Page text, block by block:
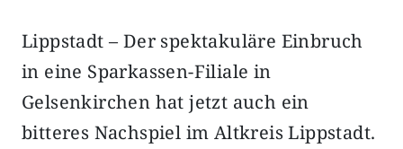
Lippstadt – Der spektakuläre Einbruch
in eine Sparkassen-Filiale in
Gelsenkirchen hat jetzt auch ein
bitteres Nachspiel im Altkreis Lippstadt.